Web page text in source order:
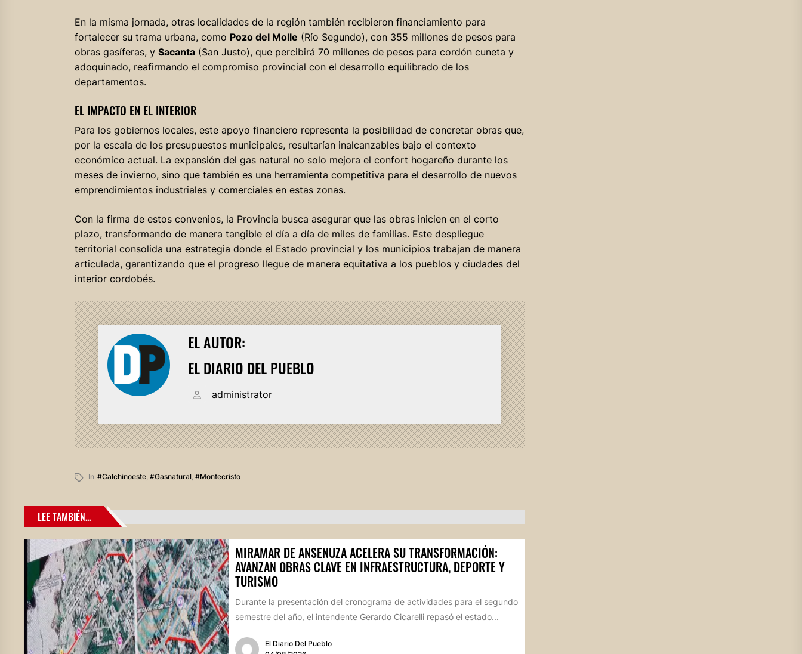
En la misma jornada, otras localidades de la región también recibieron financiamiento para
fortalecer su trama urbana, como Pozo del Molle (Río Segundo), con 355 millones de pesos para
obras gasíferas, y Sacanta(San Justo), que percibirá 70 millones de pesos para cordón cuneta y
adoquinado, reafirmando el compromiso provincial con el desarrollo equilibrado de los
departamentos.
EL IMPACTO EN EL INTERIOR
Para los gobiernos locales, este apoyo financiero representa la posibilidad de concretar obras que,
por la escala de los presupuestos municipales, resultarían inalcanzables bajo el contexto
económico actual. La expansión del gas natural no solo mejora el confort hogareño durante los
meses de invierno, sino que también es una herramienta competitiva para el desarrollo de nuevos
emprendimientos industriales y comerciales en estas zonas.
Con la firma de estos convenios, la Provincia busca asegurar que las obras inicien en el corto
plazo, transformando de manera tangible el día a día de miles de familias. Este despliegue
territorial consolida una estrategia donde el Estado provincial y los municipios trabajan de manera
articulada, garantizando que el progreso llegue de manera equitativa a los pueblos y ciudades del
interior cordobés.
EL AUTOR:
EL DIARIO DEL PUEBLO
administrator
In #calchinoeste, #gasnatural, #montecristo
LEE TAMBIÉN...
MIRAMAR DE ANSENUZA ACELERA SU TRANSFORMACIÓN:
AVANZAN OBRAS CLAVE EN INFRAESTRUCTURA, DEPORTE Y
TURISMO
Durante la presentación del cronograma de actividades para el segundo
semestre del año, el intendente Gerardo Cicarelli repasó el estado...
El Diario Del Pueblo